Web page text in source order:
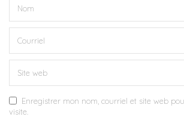
Enregistrer mon nom, courriel et site web
visite.